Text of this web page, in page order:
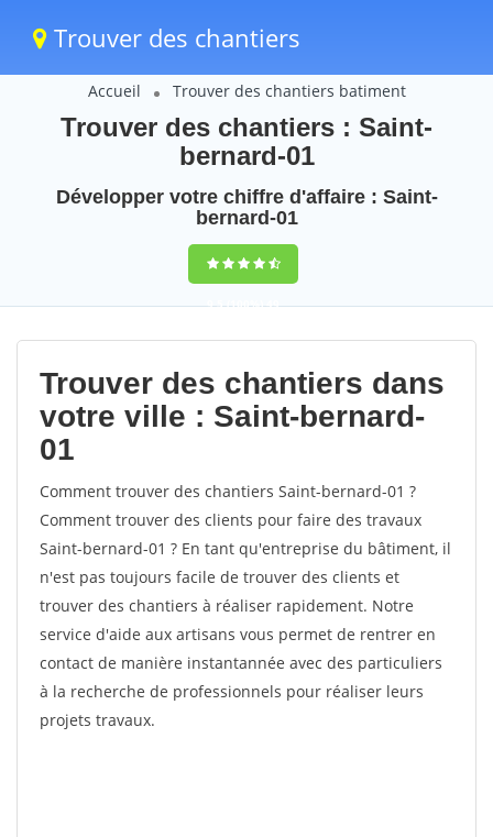
Trouver des chantiers
Accueil Trouver des chantiers batiment
Trouver des chantiers : Saint-
bernard-01
Développer votre chiffre d'affaire : Saint-
bernard-01
9,5(100%)49
votes
Trouver des chantiers dans
votre ville : Saint-bernard-
01
Comment trouver des chantiers Saint-bernard-01 ?
Comment trouver des clients pour faire des travaux
Saint-bernard-01 ? En tant qu'entreprise du bâtiment, il
n'est pas toujours facile de trouver des clients et
trouver des chantiers à réaliser rapidement. Notre
service d'aide aux artisans vous permet de rentrer en
contact de manière instantannée avec des particuliers
à la recherche de professionnels pour réaliser leurs
projets travaux.